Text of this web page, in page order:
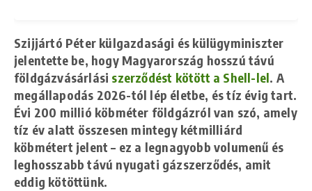
Szijjártó Péter külgazdasági és külügyminiszter
jelentette be, hogy Magyarország hosszú távú
földgázvásárlási szerződést kötött a Shell-lel. A
megállapodás 2026-tól lép életbe, és tíz évig tart.
Évi 200 millió köbméter földgázról van szó, amely
tíz év alatt összesen mintegy kétmilliárd
köbmétert jelent – ez a legnagyobb volumenű és
leghosszabb távú nyugati gázszerződés, amit
eddig kötöttünk.